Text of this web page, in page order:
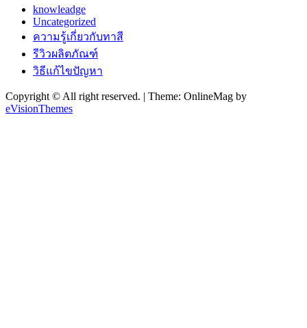
knowleadge
Uncategorized
ความรู้เกี่ยวกับทาสี
รีวิวผลิตภัณฑ์
วิธีแก้ไขปัญหา
Copyright © All right reserved. | Theme: OnlineMag by
eVisionThemes